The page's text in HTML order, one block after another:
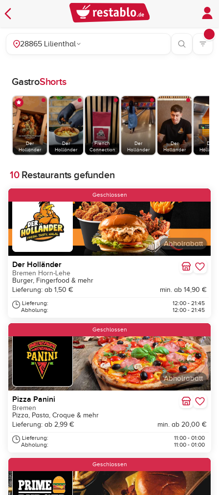
28865 Lilienthal
GastroShorts
Der
Holländer
Der
Holländer
French
Connection
Der
Holländer
Der
Holländer
Der
10Restaurants gefunden
Abholrabatt
Geschlossen
Der Holländer
Bremen Horn-Lehe
Burger, Fingerfood & mehr
Lieferung: ab 1,50 €
min. ab 14,90 €
Lieferung:
Abholung:
12:00 - 21:45
12:00 - 21:45
Abholrabatt
Geschlossen
Pizza Panini
Bremen
Pizza, Pasta, Croque & mehr
Lieferung: ab 2,99 €
min. ab 20,00 €
Lieferung:
Abholung:
11:00 - 01:00
11:00 - 01:00
Geschlossen